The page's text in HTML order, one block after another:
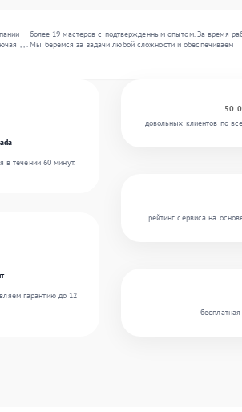
— более 19 мастеров с подтвержденным опытом. За время
, , . Мы беремся за задачи любой сложности и обеспечиваем
в течении 60 минут.
гарантию до 12
50
довольных клиентов по
рейтинг сервиса на